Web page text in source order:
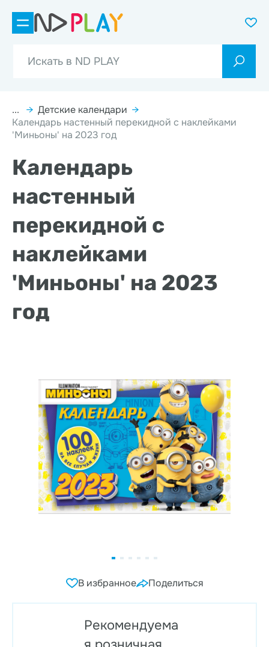
... → Детские календари →
Календарь настенный перекидной с наклейками
'Миньоны' на 2023 год
Календарь
настенный
перекидной с
наклейками
'Миньоны' на 2023
год
В избранное Поделиться
Рекомендуема